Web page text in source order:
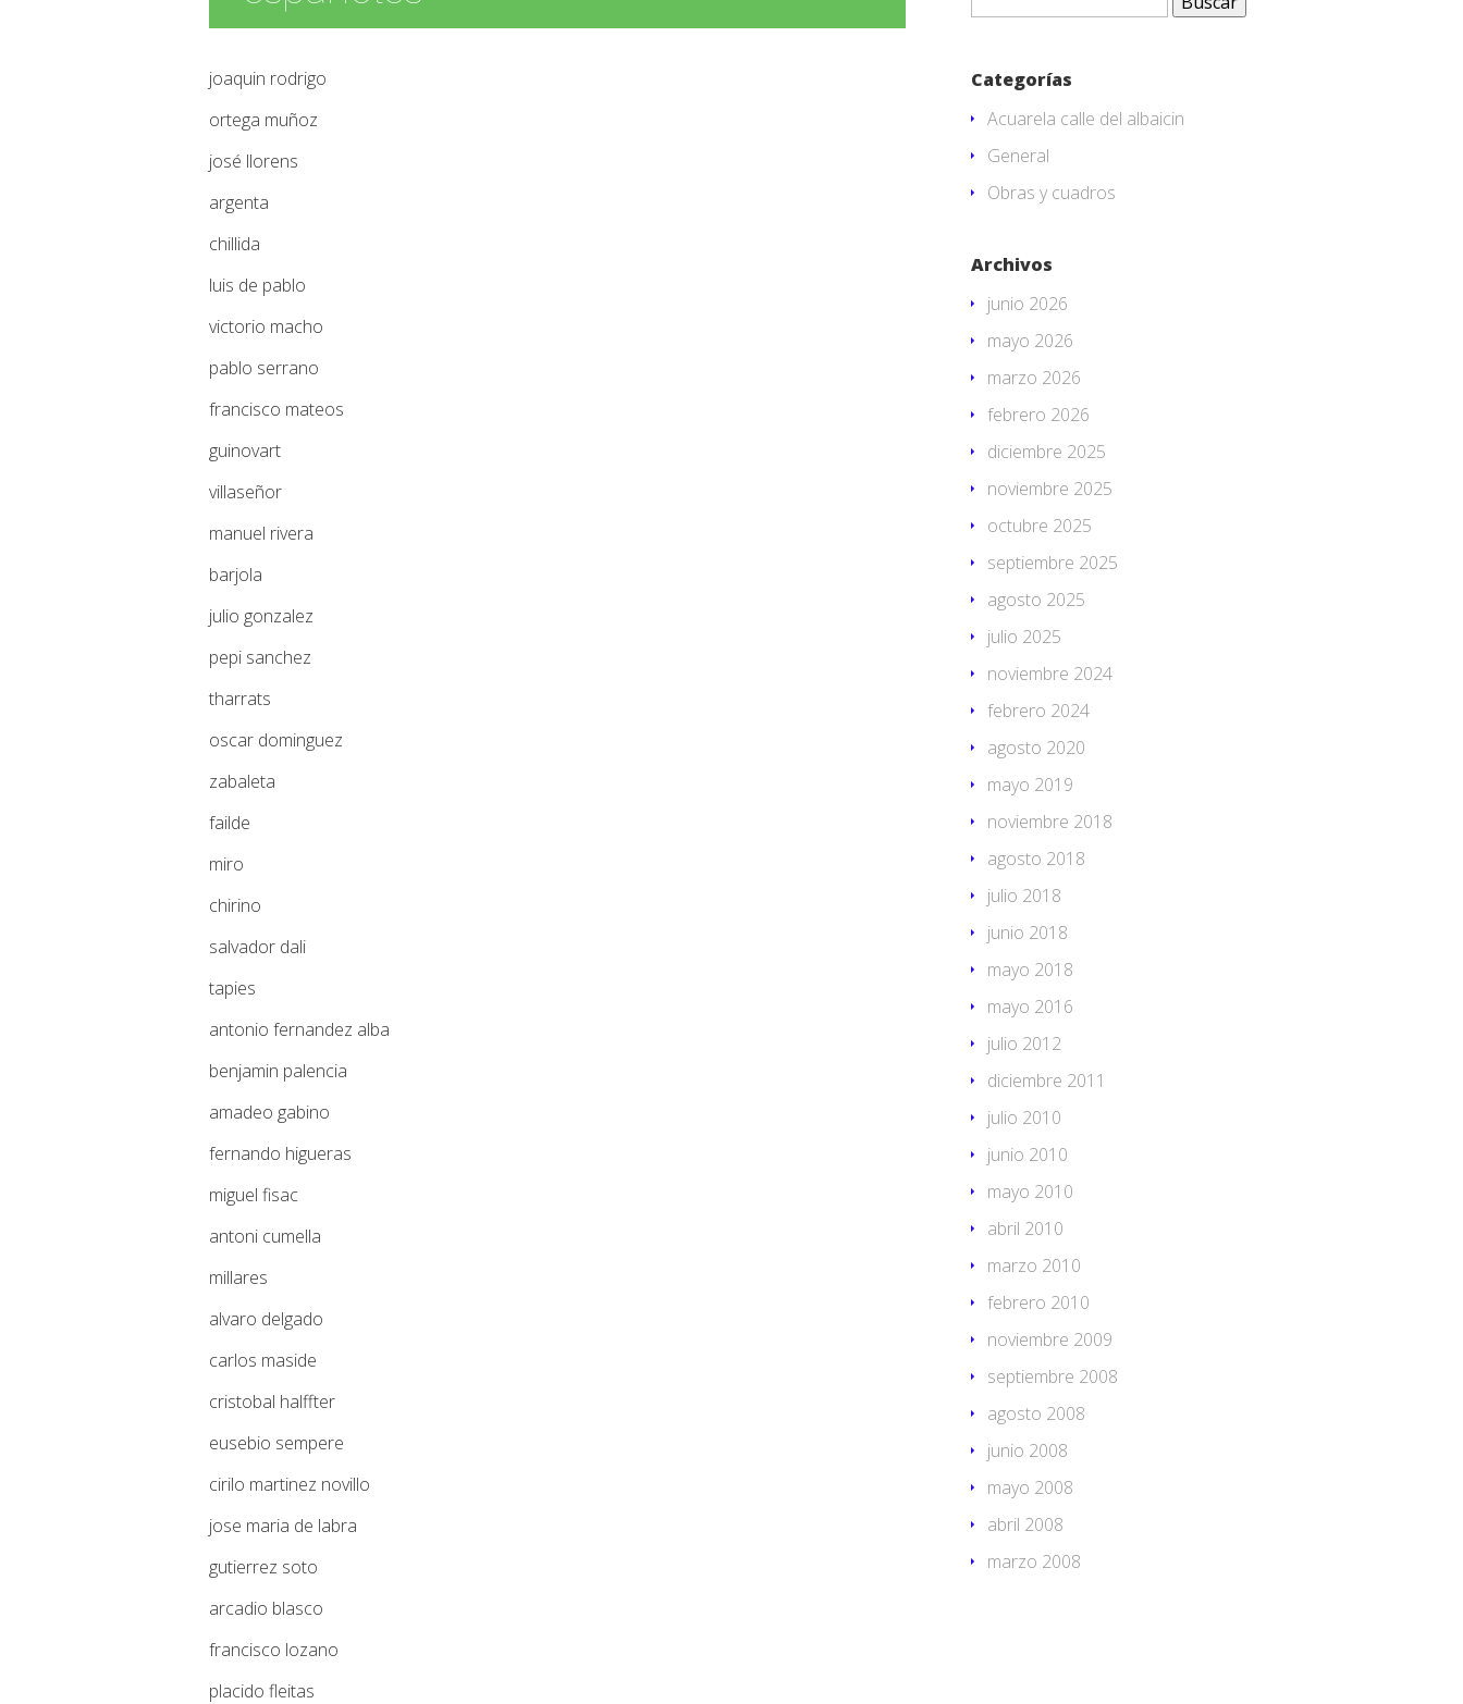
joaquin rodrigo
ortega muñoz
josé llorens
argenta
chillida
luis de pablo
victorio macho
pablo serrano
francisco mateos
guinovart
villaseñor
manuel rivera
barjola
julio gonzalez
pepi sanchez
tharrats
oscar dominguez
zabaleta
failde
miro
chirino
salvador dali
tapies
antonio fernandez alba
benjamin palencia
amadeo gabino
fernando higueras
miguel fisac
antoni cumella
millares
alvaro delgado
carlos maside
cristobal halffter
eusebio sempere
cirilo martinez novillo
jose maria de labra
gutierrez soto
arcadio blasco
francisco lozano
placido fleitas
Categorías
Acuarela calle del albaicin
General
Obras y cuadros
Archivos
junio 2026
mayo 2026
marzo 2026
febrero 2026
diciembre 2025
noviembre 2025
octubre 2025
septiembre 2025
agosto 2025
julio 2025
noviembre 2024
febrero 2024
agosto 2020
mayo 2019
noviembre 2018
agosto 2018
julio 2018
junio 2018
mayo 2018
mayo 2016
julio 2012
diciembre 2011
julio 2010
junio 2010
mayo 2010
abril 2010
marzo 2010
febrero 2010
noviembre 2009
septiembre 2008
agosto 2008
junio 2008
mayo 2008
abril 2008
marzo 2008